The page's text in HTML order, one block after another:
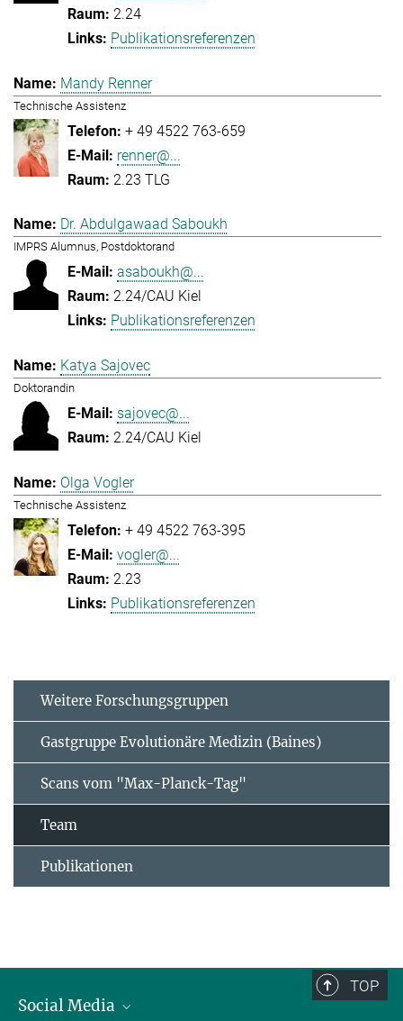
2.24
Publikationsreferenzen
Mandy Renner
Technische Assistenz
+ 49 4522 763-659
renner@...
2.23 TLG
Dr. Abdulgawaad Saboukh
IMPRS Alumnus, Postdoktorand
asaboukh@...
2.24/CAU Kiel
Publikationsreferenzen
Katya Sajovec
Doktorandin
sajovec@...
2.24/CAU Kiel
Olga Vogler
Technische Assistenz
+ 49 4522 763-395
vogler@...
2.23
Publikationsreferenzen
Weitere Forschungsgruppen
Gastgruppe Evolutionäre Medizin (Baines)
Scans vom "Max-Planck-Tag"
Team
Publikationen
TOP
Social Media